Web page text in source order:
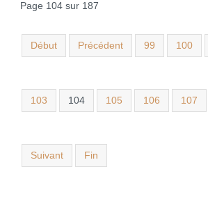
Page 104 sur 187
Début Précédent 99 100
103 104 105 106 107
Suivant Fin